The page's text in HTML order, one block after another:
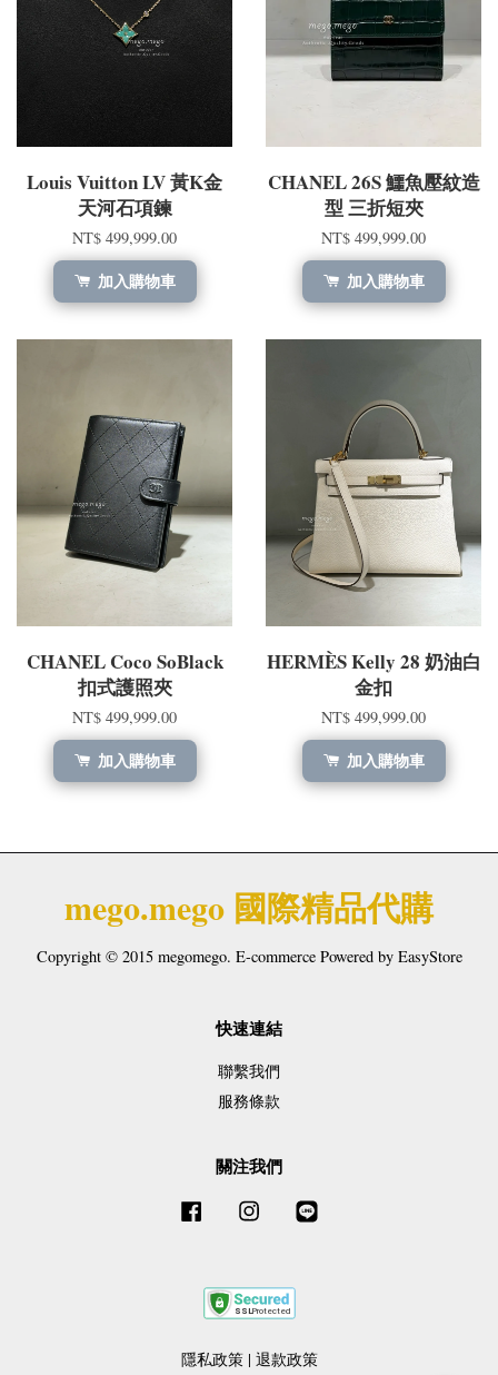
Louis Vuitton LV 黃K金
天河石項鍊
NT$ 499,999.00
加入購物車
CHANEL 26S 鱷魚壓紋造
型 三折短夾
NT$ 499,999.00
加入購物車
CHANEL Coco SoBlack
扣式護照夾
NT$ 499,999.00
加入購物車
HERMÈS Kelly 28 奶油白
金扣
NT$ 499,999.00
加入購物車
mego.mego 國際精品代購
Copyright © 2015 megomego. E-commerce Powered by EasyStore
快速連結
聯繫我們
服務條款
關注我們
Facebook Instagram
隱私政策| 退款政策